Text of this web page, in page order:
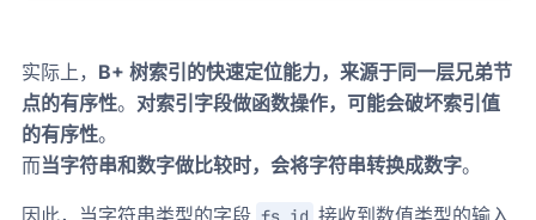
实际上， B+ 树索引的快速定位能力，来源于同一层兄弟节
点的有序性。 对索引字段做函数操作，可能会破坏索引值
的有序性。
而当字符串和数字做比较时，会将字符串转换成数字。
因此，当字符串类型的字段
接收到数值类型的输入